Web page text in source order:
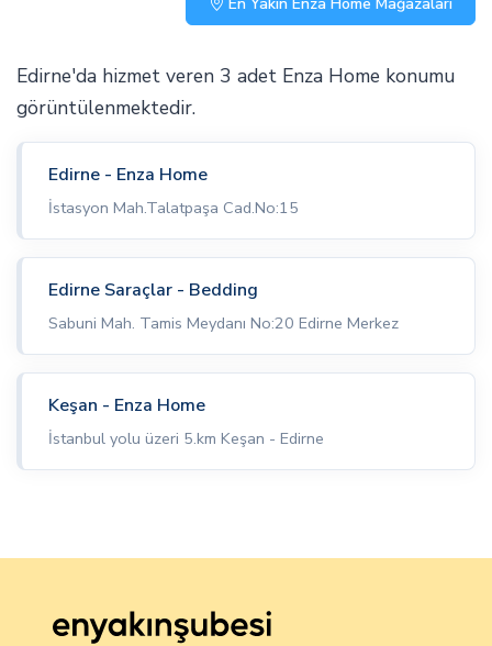
Edirne'da hizmet veren 3 adet Enza Home konumu
görüntülenmektedir.
Edirne - Enza Home
İstasyon Mah.Talatpaşa Cad.No:15
Edirne Saraçlar - Bedding
Sabuni Mah. Tamis Meydanı No:20 Edirne Merkez
Keşan - Enza Home
İstanbul yolu üzeri 5.km Keşan - Edirne